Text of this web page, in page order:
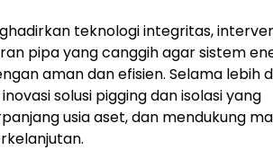
teknologi integritas,
pipa yang canggih agar sistem
aman dan efisien. Selama lebih
solusi pigging dan isolasi yang
usia aset, dan mendukung